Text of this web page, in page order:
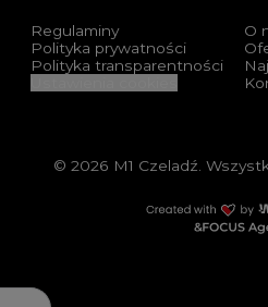
Regulaminy
Polityka prywatności
Polityka transparentności
O
© 2026 M1 Czeladź.